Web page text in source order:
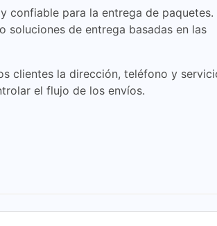
confiable para la entrega de paquetes.
soluciones de entrega basadas en las
clientes la dirección, teléfono y
el flujo de los envíos.